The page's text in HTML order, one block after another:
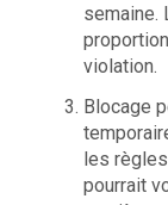
semaine.
violation.
Blocage
les
pourrait